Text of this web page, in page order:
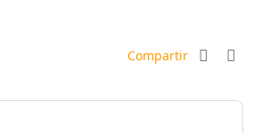
Compartir